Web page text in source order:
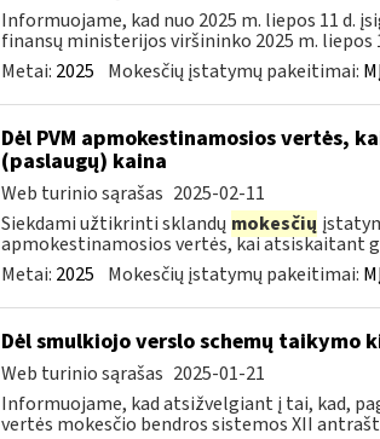
Informuojame, kad nuo 2025 m. liepos 11 d.
finansų ministerijos viršininko 2025 m. liepos
Metai: 2025 Mokesčių įstatymų pakeitimai:
Dėl PVM apmokestinamosios vertės,
(paslaugų) kaina
Web turinio sąrašas 2025-02-11
Siekdami užtikrinti sklandų mokesčių
apmokestinamosios vertės, kai atsiskaitant
Metai: 2025 Mokesčių įstatymų pakeitimai:
Dėl smulkiojo verslo schemų taikymo
Web turinio sąrašas 2025-01-21
Informuojame, kad atsižvelgiant į tai, kad,
vertės mokesčio bendros sistemos XII